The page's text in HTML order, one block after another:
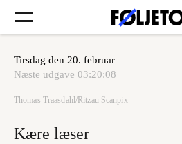
Forsider
Tirsdag den 20. februar
Næste udgave 03:20:08
Thomas Traasdahl/Ritzau Scanpix
Kære læser